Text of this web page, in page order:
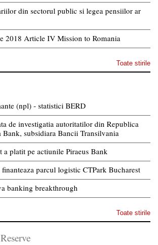
din sectorul public si legea pensiilor ar
2018 Article IV Mission to Romania
Toate stirile
(npl) - statistici BERD
de investigatia autoritatilor din Republica
subsidiara Bancii Transilvania
a platit pe actiunile Piraeus Bank
parcul logistic CTPark Bucharest
banking breakthrough
Toate stirile